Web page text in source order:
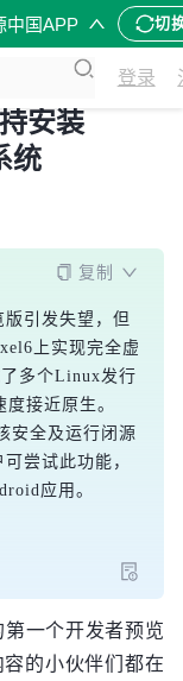
中国APP 切
登录
安装
统
复制
引发失望，但
上实现完全虚
多个Linux发行
接近原生。
安全及运行闭源
尝试此功能，
应用。
一个开发者预览
的小伙伴们都在